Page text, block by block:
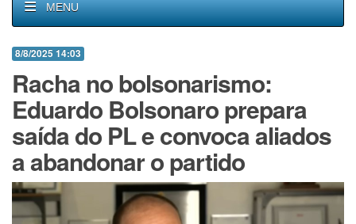
MENU
8/8/2025 14:03
Racha no bolsonarismo:
Eduardo Bolsonaro prepara
saída do PL e convoca aliados
a abandonar o partido